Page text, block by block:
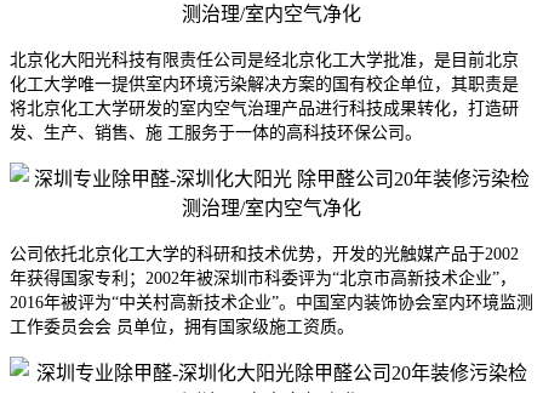
北京化大阳光科技有限责任公司是经北京化工大学批准，是目前北京
化工大学唯一提供室内环境污染解决方案的国有校企单位，其职责是
将北京化工大学研发的室内空气治理产品进行科技成果转化，打造研
发、生产、销售、施 工服务于一体的高科技环保公司。
公司依托北京化工大学的科研和技术优势，开发的光触媒产品于2002
年获得国家专利；2002年被深圳市科委评为“北京市高新技术企业”，
2016年被评为“中关村高新技术企业”。中国室内装饰协会室内环境监测
工作委员会会 员单位，拥有国家级施工资质。